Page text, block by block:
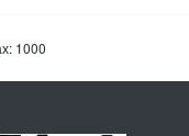
1000